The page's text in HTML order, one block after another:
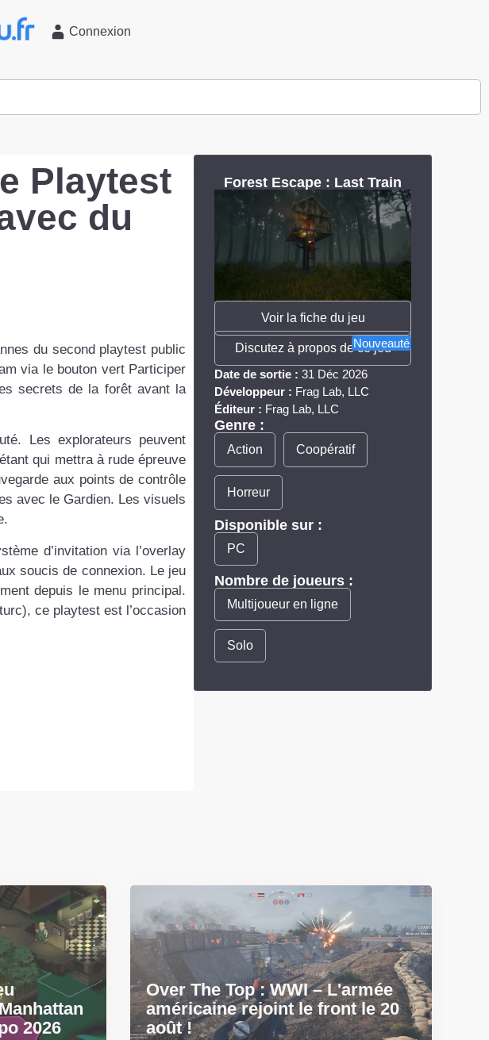
Connexion
Playtest
du
du second playtest public
via le bouton vert Participer
secrets de la forêt avant la
Les explorateurs peuvent
qui mettra à rude épreuve
aux points de contrôle
avec le Gardien. Les visuels
d’invitation via l’overlay
soucis de connexion. Le jeu
depuis le menu principal.
ce playtest est l’occasion
Forest Escape : Last Train
Voir la fiche du jeu
Nouveauté
Discutez à propos de ce jeu
Date de sortie : 31 Déc 2026
Développeur : Frag Lab, LLC
Éditeur : Frag Lab, LLC
Genre :
Action Coopératif
Horreur
Disponible sur :
PC
Nombre de joueurs :
Multijoueur en ligne
Solo
2026
Over The Top : WWI – L'armée
américaine rejoint le front le 20
août !